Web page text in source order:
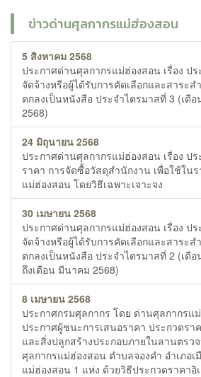
ข่าวด่านศุลกากรแม่ฮ่องสอน
5 สิงหาคม 2568
ประกาศด่านศุลกากรแม่ฮ่องสอน เรื่อง ป
จัดจ้างหรือผู้ได้รับการคัดเลือกและสาร
ตกลงเป็นหนังสือ ประจำไตรมาสที่ 3 (เดื
2568)
24 มิถุนายน 2568
ประกาศด่านศุลกากรแม่ฮ่องสอน เรื่อง ป
ราคา การจัดซื้อวัสดุสำนักงาน เพื่อใช้ใน
แม่ฮ่องสอน โดยวิธีเฉพาะเจาะจง
30 เมษายน 2568
ประกาศด่านศุลกากรแม่ฮ่องสอน เรื่อง ป
จัดจ้างหรือผู้ได้รับการคัดเลือกและสาร
ตกลงเป็นหนังสือ ประจำไตรมาสที่ 2 (เดื
ถึงเดือน มีนาคม 2568)
8 เมษายน 2568
ประกาศกรมศุลกากร โดย ด่านศุลกากรแ
ประกาศผู้ชนะการเสนอราคา ประกวดรา
และสิ่งปลูกสร้างประกอบภายในลานตรว
ศุลกากรแม่ฮ่องสอน ตำบลจองคำ อำเภอเ
แม่ฮ่องสอน 1 แห่ง ด้วยวิธีประกวดราคาอิ